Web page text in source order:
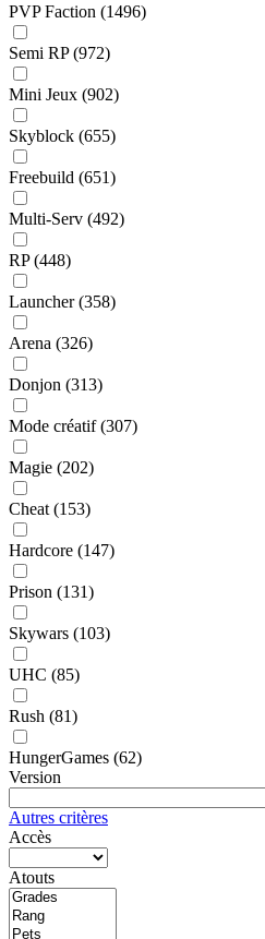
PVP Faction (1496)
Semi RP(972)
Mini Jeux (902)
Skyblock (655)
Freebuild (651)
Multi-Serv (492)
RP(448)
Launcher(358)
Arena (326)
Donjon (313)
Mode créatif(307)
Magie (202)
Cheat (153)
Hardcore (147)
Prison (131)
Skywars (103)
UHC (85)
Rush (81)
HungerGames (62)
Version
Autres critères
Accès
Atouts